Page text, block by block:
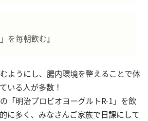
を毎朝飲む』
ようにし、腸内環境を整えることで体
いる人が多数！
「明治プロビオヨーグルトR-1」を飲
に多く、みなさんご家族で日課にして